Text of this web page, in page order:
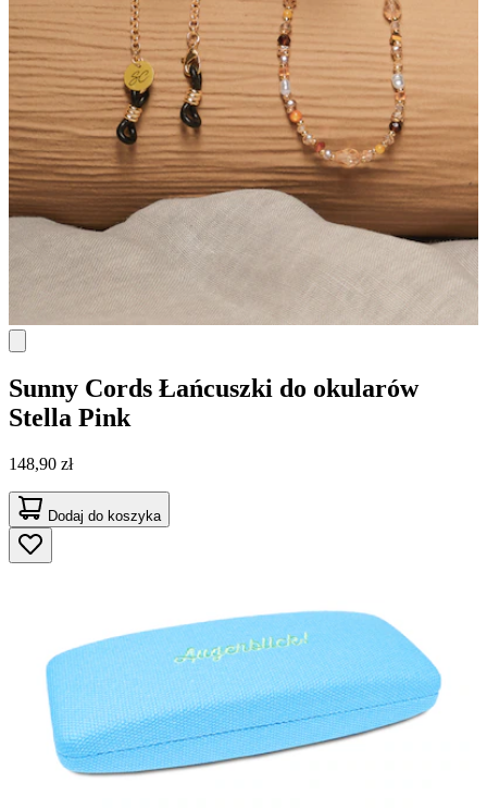
Sunny Cords Łańcuszki do okularów
Stella Pink
148,90 zł
Dodaj do koszyka